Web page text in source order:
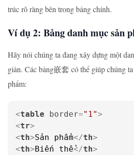
trúc rõ ràng bên trong bảng chính.
Ví dụ 2: Bảng danh mục sản
Hãy nói chúng ta đang xây dựng một
giản. Các bảng嵌套 có thể giúp chúng
phẩm:
<table border="1">
<tr>
<th>Sản phẩm</th>
<th>Biến thể</th>